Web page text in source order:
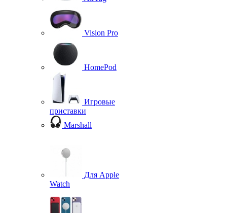
Vision Pro
HomePod
Игровые
приставки
Marshall
Для Apple
Watch